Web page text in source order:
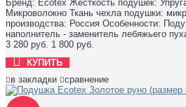
Бренд: Ecotex Жесткость подушек:
Микроволокно Ткань чехла подушки:
производства: Россия Особенности:
наполнитель - заменитель лебяжьего
3 280 руб. 1 800 руб.
КУПИТЬ
в закладки
сравнение